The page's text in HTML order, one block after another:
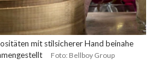
mit stilsicherer Hand beinahe
Foto: Bellboy Group